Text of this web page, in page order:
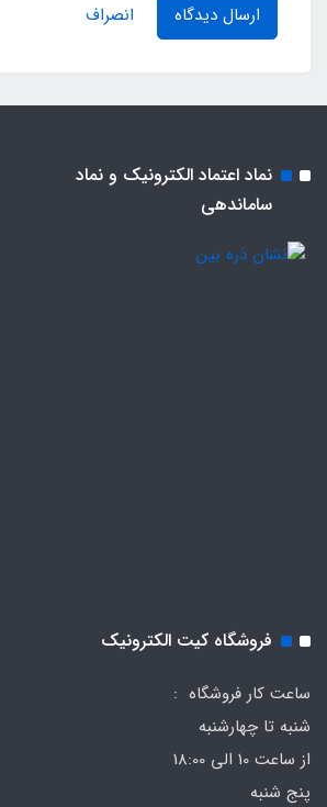
ارسال دیدگاه انصراف
نماد اعتماد الکترونیک و نماد
ساماندهی
فروشگاه کیت الکترونیک
ساعت کار فروشگاه :
شنبه تا چهارشنبه
از ساعت 10 الی 18:00
پنج شنبه